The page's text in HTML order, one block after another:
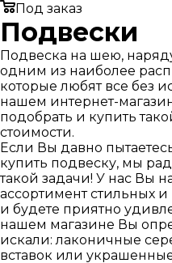
Под заказ
Подвески
Подвеска на шею,
одним из наиболее
которые любят все без
нашем интернет-
подобрать и купить
стоимости.
Если Вы давно
купить подвеску, мы
такой задачи! У нас Вы
ассортимент стильных
и будете приятно
нашем магазине Вы
искали: лаконичные
вставок или